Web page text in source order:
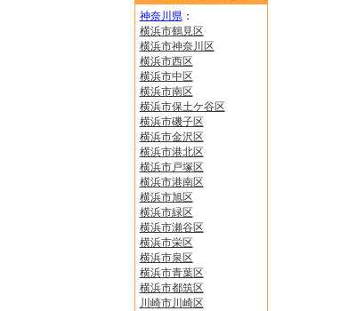
神奈川県：
横浜市鶴見区
横浜市神奈川区
横浜市西区
横浜市中区
横浜市南区
横浜市保土ケ谷区
横浜市磯子区
横浜市金沢区
横浜市港北区
横浜市戸塚区
横浜市港南区
横浜市旭区
横浜市緑区
横浜市瀬谷区
横浜市栄区
横浜市泉区
横浜市青葉区
横浜市都筑区
川崎市川崎区